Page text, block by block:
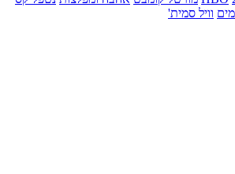
וויל סמית'